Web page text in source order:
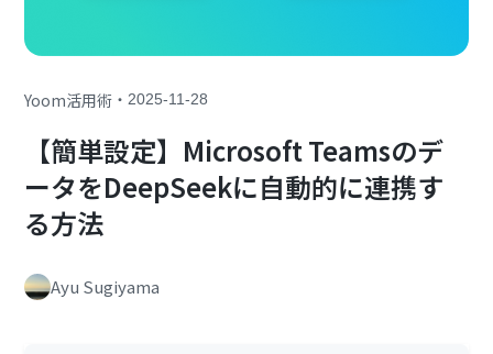
Yoom活用術 ・2025-11-28
【簡単設定】Microsoft Teamsのデ
ータをDeepSeekに自動的に連携す
る方法
Ayu Sugiyama